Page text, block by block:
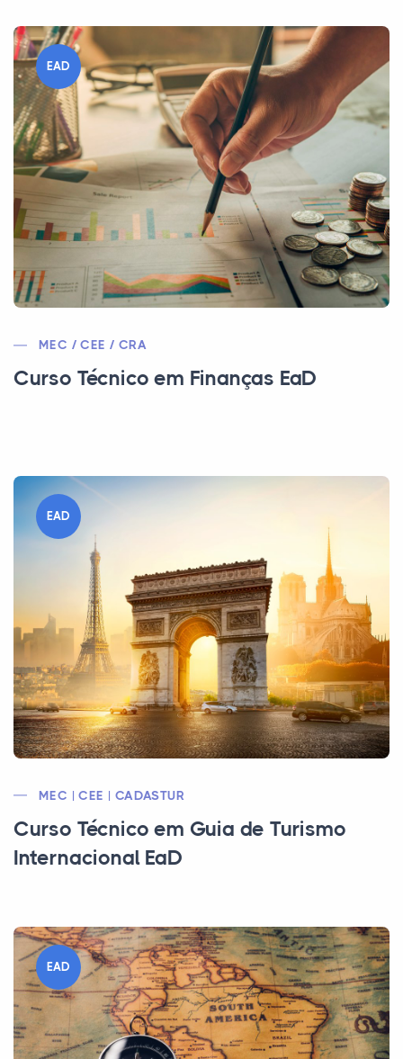
EAD
MEC / CEE / CRA
Curso Técnico em Finanças EaD
EAD
MEC | CEE | CADASTUR
Curso Técnico em Guia de Turismo
Internacional EaD
EAD